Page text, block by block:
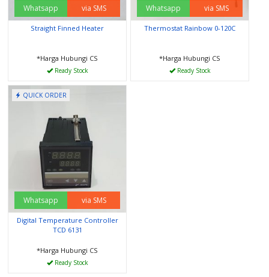
Whatsapp via SMS
Straight Finned Heater
*Harga Hubungi CS
Ready Stock
Whatsapp via SMS
Thermostat Rainbow 0-120C
*Harga Hubungi CS
Ready Stock
QUICK ORDER
Whatsapp via SMS
Digital Temperature Controller
TCD 6131
*Harga Hubungi CS
Ready Stock